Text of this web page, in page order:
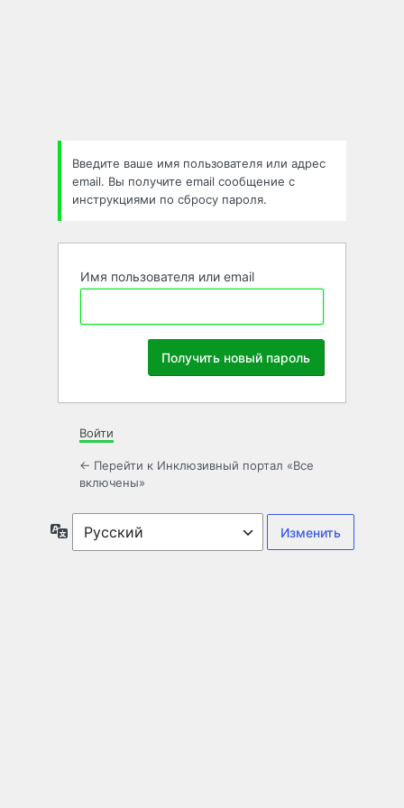
Введите ваше имя пользователя или адрес
email. Вы получите email сообщение с
инструкциями по сбросу пароля.
Имя пользователя или email
Войти
← Перейти к Инклюзивный портал «Все
включены»
Язык